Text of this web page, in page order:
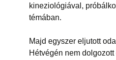
kineziológiával,
témában.
Majd egyszer eljutott
Hétvégén nem